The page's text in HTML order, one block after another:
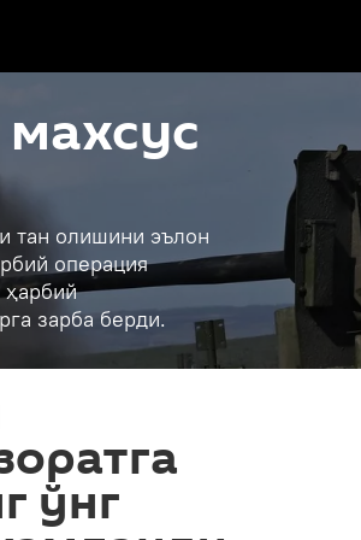
тан олишини эълон
операция
зарба берди.
ўнг